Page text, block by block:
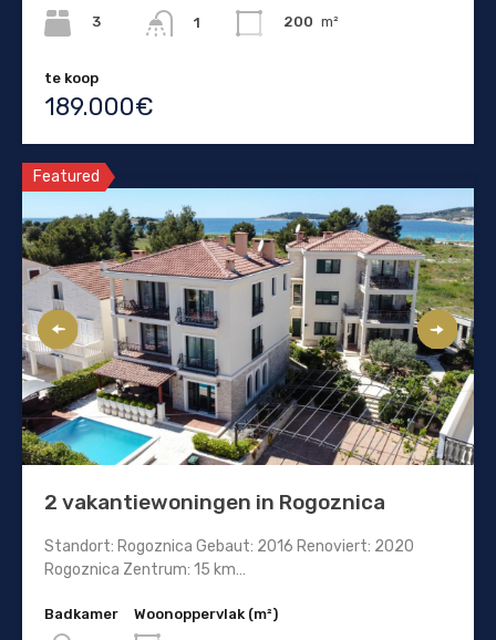
3
1
200 m²
te koop
189.000€
Featured
2 vakantiewoningen in Rogoznica
Standort: Rogoznica Gebaut: 2016 Renoviert: 2020
Rogoznica Zentrum: 15 km…
Badkamer
Woonoppervlak (m²)